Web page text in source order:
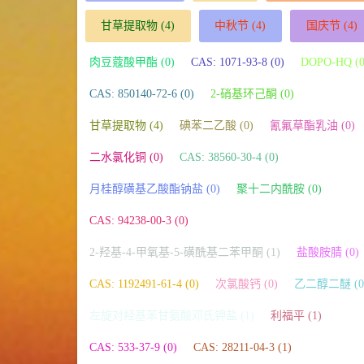
甘草提取物 (4) 中秋节 (4) 国庆节(4)
肉豆蔻酸甲酯 (0) CAS: 1071-93-8 (0) DOPO-HQ
CAS: 850140-72-6 (0) 2-硝基环己酮 (0)
甘草提取物 (4) 碘苯二乙酸 (0) 氰氟草酯乳油 (0)
二水氯化铜 (0) CAS: 38560-30-4 (0)
月桂醇磺基乙酸酯钠盐 (0) 聚十二内酰胺 (0)
CAS: 94238-00-3 (0)
2-羟基-4-甲氧基-5-磺酰基二苯甲酮 (1) 盐酸胺腈 (0)
CAS: 1192491-61-4 (0) 次氯酸钙 (0) 乙二醇二醚
左旋对羟基苯甘氨酸邓氏钾盐 (1) 利福平 (1)
CAS: 533-37-9 (0) CAS: 28211-04-3 (1)